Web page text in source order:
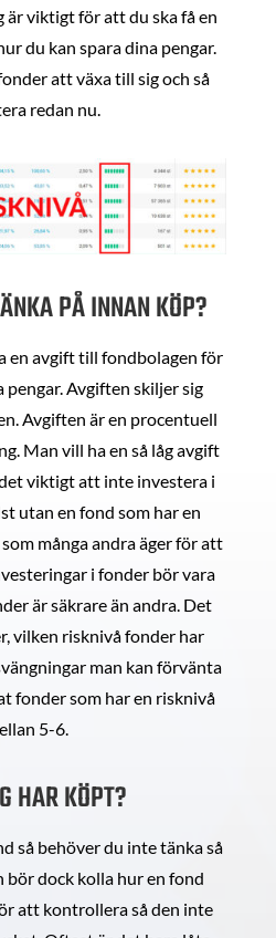
är viktigt för att du ska få en
du kan spara dina pengar.
att växa till sig och så
redan nu.
PÅ INNAN KÖP?
en avgift till fondbolagen för
Avgiften skiljer sig
Avgiften är en procentuell
Man vill ha en så låg avgift
viktigt att inte investera i
utan en fond som har en
många andra äger för att
i fonder bör vara
är säkrare än andra. Det
vilken risknivå fonder har
man kan förvänta
fonder som har en risknivå
5-6.
HAR KÖPT?
så behöver du inte tänka så
bör dock kolla hur en fond
att kontrollera så den inte